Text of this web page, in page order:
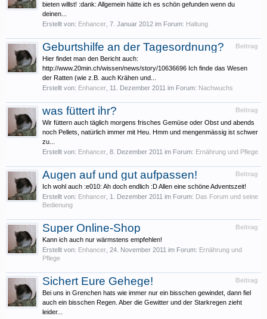
bieten willst! :dank: Allgemein hätte ich es schön gefunden wenn du
deinen...
Erstellt von: Enhancer 7. Januar 2012 im Forum: Haltung
Beitrag
Geburtshilfe an der Tagesordnung?
Hier findet man den Bericht auch:
http://www.20min.ch/wissen/news/story/10636696 Ich finde das Wesen
der Ratten (wie z.B. auch Krähen und...
Erstellt von: Enhancer 11. Dezember 2011 im Forum: Nachwuchs
Beitrag
was füttert ihr?
Wir füttern auch täglich morgens frisches Gemüse oder Obst und abends
noch Pellets, natürlich immer mit Heu. Hmm und mengenmässig ist schwer
zu...
Erstellt von: Enhancer 8. Dezember 2011 im Forum: Ernährung und Pflege
Beitrag
Augen auf und gut aufpassen!
Ich wohl auch :e010: Ah doch endlich :D Allen eine schöne Adventszeit!
Erstellt von: Enhancer 1. Dezember 2011 im Forum: Das Forum und seine
Bedienung
Beitrag
Super Online-Shop
Kann ich auch nur wärmstens empfehlen!
Erstellt von: Enhancer 24. November 2011 im Forum: Ernährung und
Pflege
Beitrag
Sichert Eure Gehege!
Bei uns in Grenchen hats wie immer nur ein bisschen gewindet, dann fiel
auch ein bisschen Regen. Aber die Gewitter und der Starkregen zieht
leider...